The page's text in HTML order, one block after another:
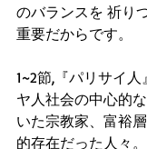
のバランスを 祈り
重要だからです。
1~2節,『パリサイ
ヤ人社会の中心的
いた宗教家、富裕
的存在だった人々